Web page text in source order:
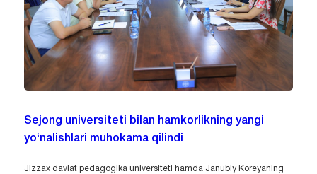
Sejong universiteti bilan hamkorlikning yangi
yo‘nalishlari muhokama qilindi
Jizzax davlat pedagogika universiteti hamda Janubiy Koreyaning